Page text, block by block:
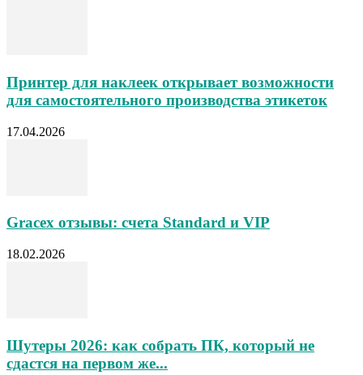
Принтер для наклеек открывает возможности
для самостоятельного производства этикеток
17.04.2026
Gracex отзывы: счета Standard и VIP
18.02.2026
Шутеры 2026: как собрать ПК, который не
сдастся на первом же...